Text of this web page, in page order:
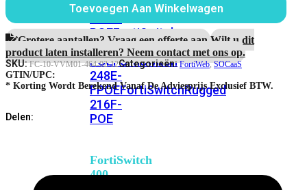
224EFortiswitch
224E-
POEFortiSwitch
248E-
POEFortiSwitch
248E-
FPOEFortiSwitchRugged
216F-
POE
FortiSwitch
400
SOCaaS
Service
aantal
Toevoegen Aan Winkelwagen
Grotere aantallen? Vraag een offerte aan.Wilt u dit
product laten installeren? Neem contact met ons op.
SKU:FC-10-VVM01-464-02-12Categorieën:FortiWeb,SOCaaS
GTIN/UPC:
* Korting Wordt Berekend Vanaf De Adviesprijs Exclusief BTW.
Delen: